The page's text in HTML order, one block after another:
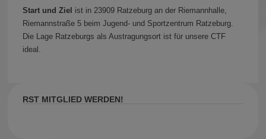
Start und Ziel ist in 23909 Ratzeburg an der Riemannhalle,
Riemannstraße 5 beim Jugend- und Sportzentrum Ratzeburg.
Die Lage Ratzeburgs als Austragungsort ist für unsere CTF
ideal.
RST MITGLIED WERDEN!